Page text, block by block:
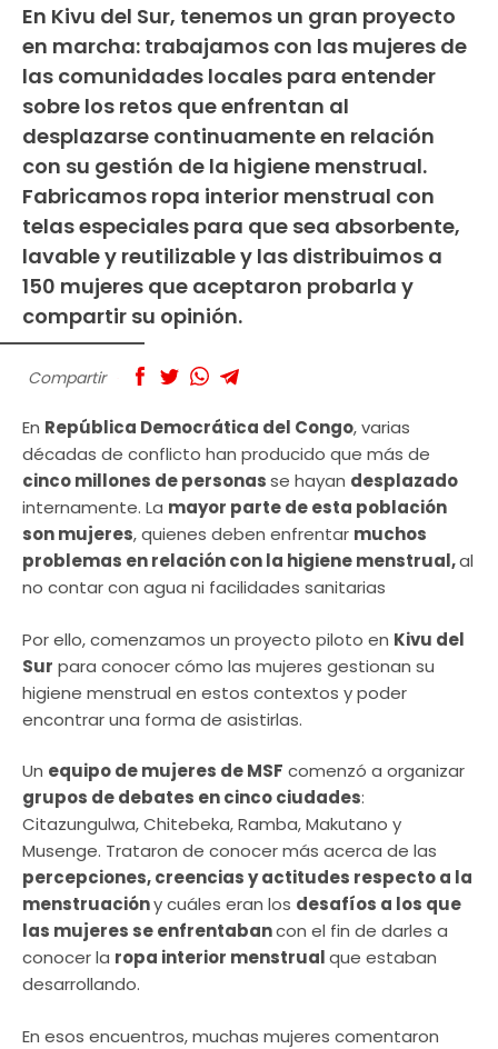
En Kivu del Sur, tenemos un gran proyecto
en marcha: trabajamos con las mujeres de
las comunidades locales para entender
sobre los retos que enfrentan al
desplazarse continuamente en relación
con su gestión de la higiene menstrual.
Fabricamos ropa interior menstrual con
telas especiales para que sea absorbente,
lavable y reutilizable y las distribuimos a
150 mujeres que aceptaron probarla y
compartir su opinión.
Compartir
En República Democrática del Congo, varias
décadas de conflicto han producido que más de
cinco millones de personasse hayan desplazado
internamente. La mayor parte de esta población
son mujeres, quienes deben enfrentar muchos
problemas en relación con la higiene menstrual,al
no contar con agua ni facilidades sanitarias
Por ello, comenzamos un proyecto piloto en Kivu del
Sur para conocer cómo las mujeres gestionan su
higiene menstrual en estos contextos y poder
encontrar una forma de asistirlas.
Un equipo de mujeres de MSF comenzó a organizar
grupos de debates en cinco ciudades:
Citazungulwa, Chitebeka, Ramba, Makutano y
Musenge. Trataron de conocer más acerca de las
percepciones, creencias y actitudes respecto a la
menstruacióny cuáles eran los desafíos a los que
las mujeres se enfrentabancon el fin de darles a
conocer la ropa interior menstrualque estaban
desarrollando.
En esos encuentros, muchas mujeres comentaron